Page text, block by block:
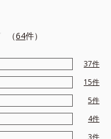
（64件）
37件
15件
5件
4件